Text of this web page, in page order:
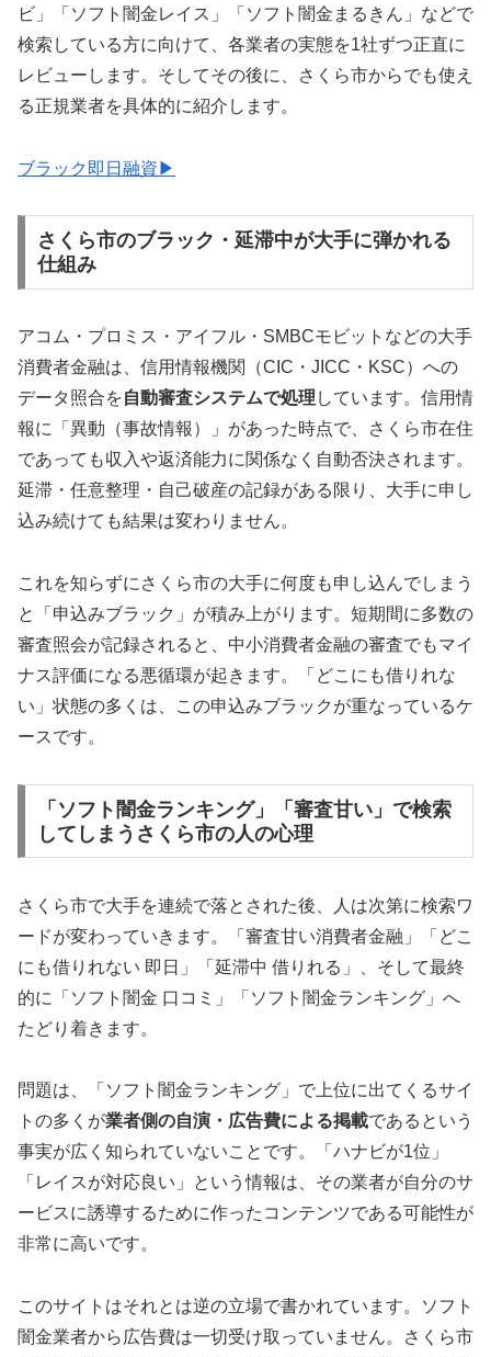
ビ」「ソフト闇金レイス」「ソフト闇金まるきん」などで
検索している方に向けて、各業者の実態を1社ずつ正直に
レビューします。そしてその後に、さくら市からでも使え
る正規業者を具体的に紹介します。
ブラック即日融資▶
さくら市のブラック・延滞中が大手に弾かれる
仕組み
アコム・プロミス・アイフル・SMBCモビットなどの大手
消費者金融は、信用情報機関（CIC・JICC・KSC）への
データ照合を自動審査システムで処理 しています。信用情
報に「異動（事故情報）」があった時点で、さくら市在住
であっても収入や返済能力に関係なく自動否決されます。
延滞・任意整理・自己破産の記録がある限り、大手に申し
込み続けても結果は変わりません。
これを知らずにさくら市の大手に何度も申し込んでしまう
と「申込みブラック」が積み上がります。短期間に多数の
審査照会が記録されると、中小消費者金融の審査でもマイ
ナス評価になる悪循環が起きます。「どこにも借りれな
い」状態の多くは、この申込みブラックが重なっているケ
ースです。
「ソフト闇金ランキング」「審査甘い」で検索
してしまうさくら市の人の心理
さくら市で大手を連続で落とされた後、人は次第に検索ワ
ードが変わっていきます。「審査甘い消費者金融」「どこ
にも借りれない 即日」「延滞中 借りれる」、そして最終
的に「ソフト闇金 口コミ」「ソフト闇金ランキング」へ
たどり着きます。
問題は、「ソフト闇金ランキング」で上位に出てくるサイ
トの多くが業者側の自演・広告費による掲載であるという
事実が広く知られていないことです。「ハナビが1位」
「レイスが対応良い」という情報は、その業者が自分のサ
ービスに誘導するために作ったコンテンツである可能性が
非常に高いです。
このサイトはそれとは逆の立場で書かれています。ソフト
闇金業者から広告費は一切受け取っていません。さくら市